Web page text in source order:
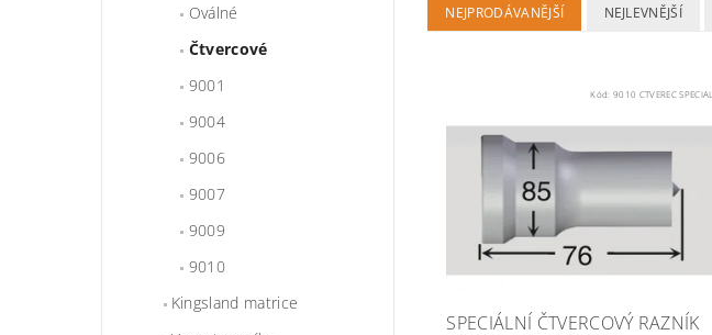
Oválné
Čtvercové
9001
9004
9006
9007
9009
9010
Kingsland matrice
NEJPRODÁVANĚJŠÍ NEJLEVNĚJŠÍ
Kód:9010 CTVEREC SPECIAL
SPECIÁLNÍ ČTVERCOVÝ RAZNÍK